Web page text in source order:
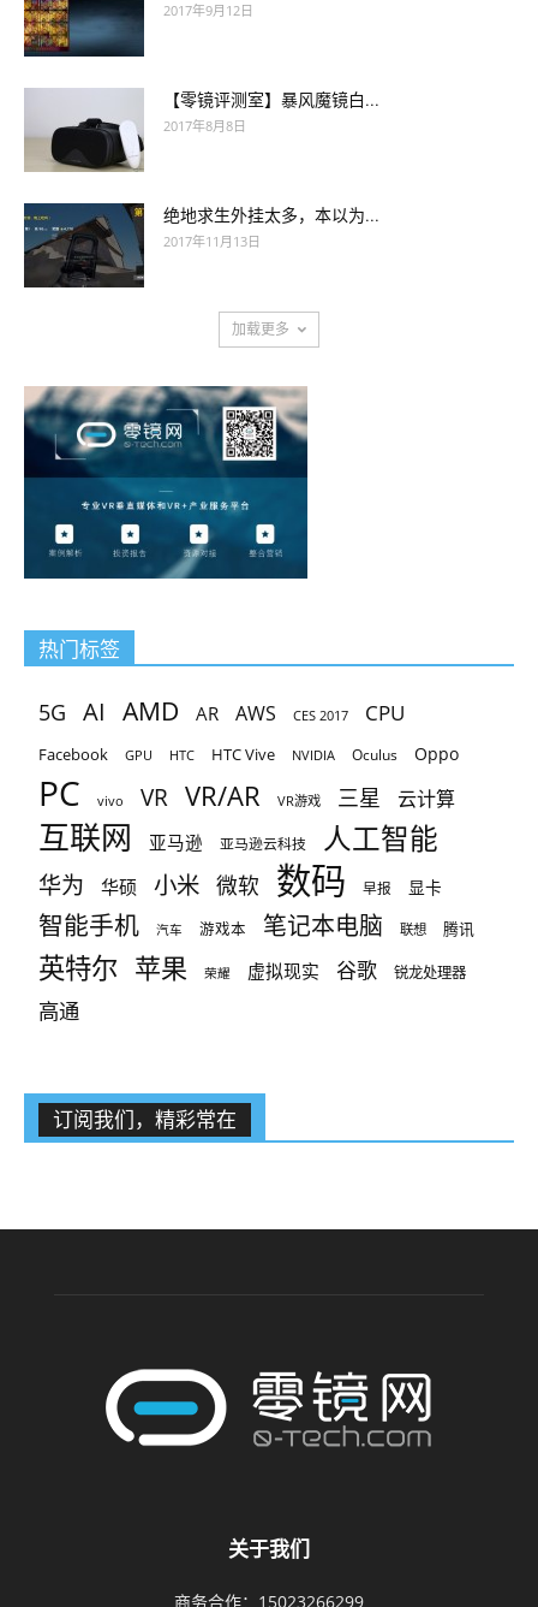
2017年9月12日
【零镜评测室】暴风魔镜白...
2017年8月8日
绝地求生外挂太多，本以为...
2017年11月13日
加载更多
热门标签
5G AI AMD AR AWS CES 2017 CPU
Facebook GPU HTC HTC Vive NVIDIA Oculus Oppo
PC vivo VR VR/AR VR游戏 三星 云计算
互联网 亚马逊 亚马逊云科技 人工智能
华为 华硕 小米 微软 数码 早报 显卡
智能手机 汽车 游戏本 笔记本电脑 联想 腾讯
英特尔 苹果 荣耀 虚拟现实 谷歌 锐龙处理器
高通
订阅我们，精彩常在
关于我们
商务合作：15023266299